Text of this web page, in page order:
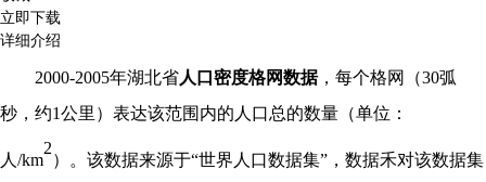
立即下载
详细介绍
2000-2005年湖北省人口密度格网数据，每个格网（30弧
秒，约1公里）表达该范围内的人口总的数量（单位：
人/km
2
）。该数据来源于“世界人口数据集”，数据禾对该数据集